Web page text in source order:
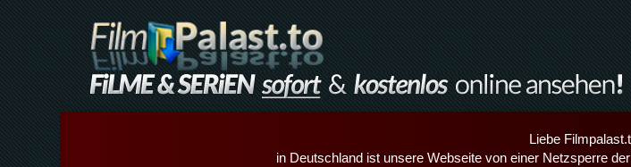
Liebe
in Deutschland ist unsere Webseite von einer Netzsperre